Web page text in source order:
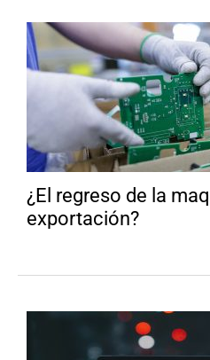
¿El regreso de la
exportación?